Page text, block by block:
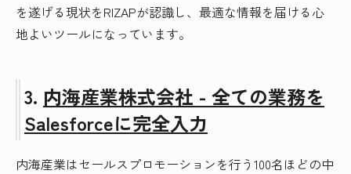
を遂げる現状をRIZAPが認識し、最適な情報を届ける心
地よいツールになっています。
3. 内海産業株式会社 - 全ての業務を
Salesforceに完全入力
内海産業はセールスプロモーションを行う100名ほどの中